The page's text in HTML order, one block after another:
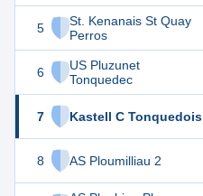
5
St. Kenanais St Quay
Perros
6
US Pluzunet
Tonquedec
7 Kastell C Tonquedois
8 AS Ploumilliau 2
29 21
21 21
20